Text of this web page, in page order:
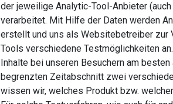
der jeweilige Analytic-Tool-Anbieter
verarbeitet. Mit Hilfe der Daten werden
erstellt und uns als Websitebetreiber
Tools verschiedene Testmöglichkeiten
Inhalte bei unseren Besuchern am
begrenzten Zeitabschnitt zwei
wissen wir, welches Produkt bzw.